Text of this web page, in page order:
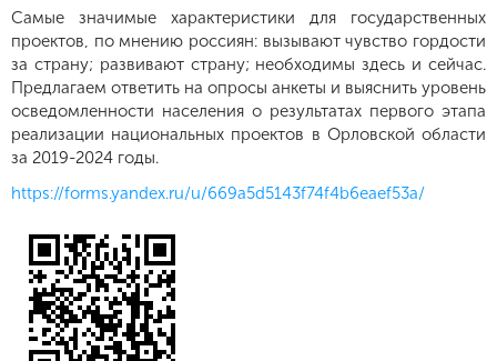
Самые значимые характеристики для государственных
проектов, по мнению россиян: вызывают чувство гордости
за страну; развивают страну; необходимы здесь и сейчас.
Предлагаем ответить на опросы анкеты и выяснить уровень
осведомленности населения о результатах первого этапа
реализации национальных проектов в Орловской области
за 2019-2024 годы.
https://forms.yandex.ru/u/669a5d5143f74f4b6eaef53a/